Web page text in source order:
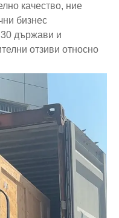
качество, ние
бизнес
30 държави и
отзиви относно